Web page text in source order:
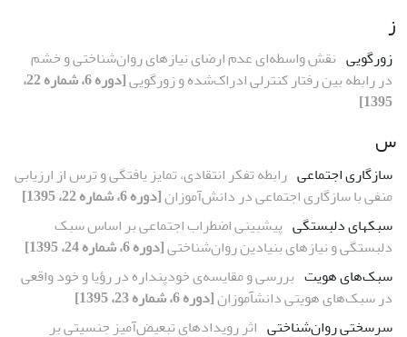
ز
زورگویی نقش واسطه‌ای عدم ارضای نیازهای روان‌شناختی و خشم
در رابطه بین رفتار کنترلی ادراک‌شده و زورگویی
[دوره 6، شماره 22،
1395]
س
سازگاری اجتماعی رابطه تفکر انتقادی، تمایز یافتگی و ترس از ارزیابی
منفی با سازگاری اجتماعی در دانش‌آموزان[دوره 6، شماره 22، 1395]
سبک‏های دلبستگی پیش‏بینی اضطراب اجتماعی بر اساس سبک
دلبستگی و نیازهای بنیادین روان‌شناختی[دوره 6، شماره 24، 1395]
سبک‌های هویت بررسی و مقایسه‌ی خودپنداره در رؤیا و خود واقعی
در سبک‌های هویتی دانش‏آموزان[دوره 6، شماره 23، 1395]
سرسختی روان‌شناختی اثر رویدادهای تبعیض‌آمیز جنسیتی بر